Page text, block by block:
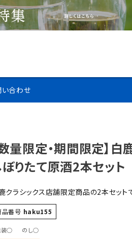
い合わせ
数量限定・期間限定】白
ぼりたて原酒2本セット
クラシックス店舗限定商品の2本セット
品番号 haku155
装○
のし○